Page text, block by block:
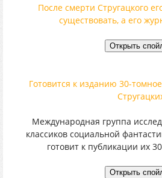
После смерти Стругацкого
существовать, а его
Готовится к изданию 30-
Международная группа
классиков социальной
готовит к публикации их